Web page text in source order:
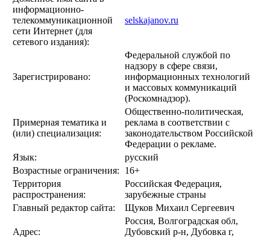
информационно-
телекоммуникационной
сети Интернет (для
сетевого издания):
selskajanov.ru
Зарегистрировано:
Федеральной службой по
надзору в сфере связи,
информационных технологий
и массовых коммуникаций
(Роскомнадзор).
Примерная тематика и
(или) специализация:
Общественно-политическая,
реклама в соответствии с
законодательством Российской
Федерации о рекламе.
Язык:
русский
Возрастные ограничения:
16+
Территория
распространения:
Российская Федерация,
зарубежные страны
Главный редактор сайта:
Щуков Михаил Сергеевич
Адрес:
Россия, Волгоградская обл,
Дубовский р-н, Дубовка г,